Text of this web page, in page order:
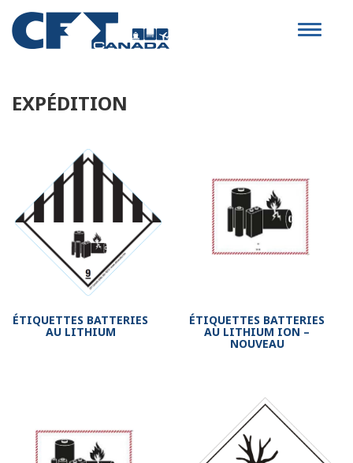
Toggle
EXPÉDITION
ÉTIQUETTES BATTERIES
AU LITHIUM
ÉTIQUETTES BATTERIES
AU LITHIUM ION –
NOUVEAU